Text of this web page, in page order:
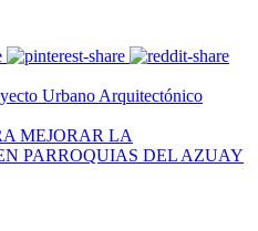
Urbano Arquitectónico
MEJORAR LA
PARROQUIAS DEL AZUAY